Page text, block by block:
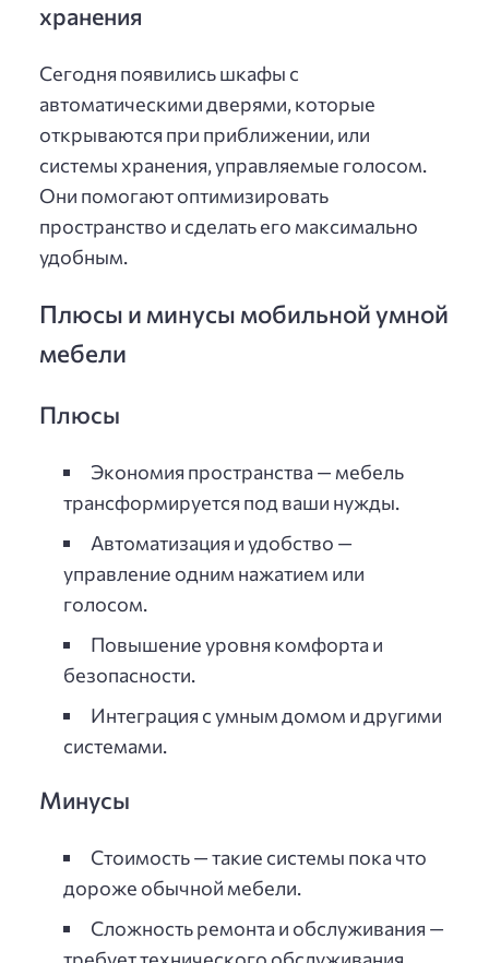
хранения
Сегодня появились шкафы с
автоматическими дверями, которые
открываются при приближении, или
системы хранения, управляемые голосом.
Они помогают оптимизировать
пространство и сделать его максимально
удобным.
Плюсы и минусы мобильной умной
мебели
Плюсы
Экономия пространства — мебель
трансформируется под ваши нужды.
Автоматизация и удобство —
управление одним нажатием или
голосом.
Повышение уровня комфорта и
безопасности.
Интеграция с умным домом и другими
системами.
Минусы
Стоимость — такие системы пока что
дороже обычной мебели.
Сложность ремонта и обслуживания —
требует технического обслуживания.